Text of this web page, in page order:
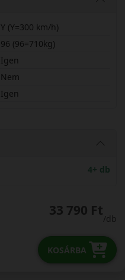
Y (Y=300 km/h)
96 (96=710kg)
Igen
Nem
Igen
4+ db
33 790 Ft
/db
KOSÁRBA